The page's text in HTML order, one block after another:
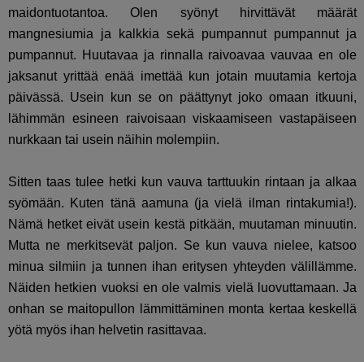
maidontuotantoa. Olen syönyt hirvittävät määrät
mangnesiumia ja kalkkia sekä pumpannut pumpannut ja
pumpannut. Huutavaa ja rinnalla raivoavaa vauvaa en ole
jaksanut yrittää enää imettää kun jotain muutamia kertoja
päivässä. Usein kun se on päättynyt joko omaan itkuuni,
lähimmän esineen raivoisaan viskaamiseen vastapäiseen
nurkkaan tai usein näihin molempiin.
Sitten taas tulee hetki kun vauva tarttuukin rintaan ja alkaa
syömään. Kuten tänä aamuna (ja vielä ilman rintakumia!).
Nämä hetket eivät usein kestä pitkään, muutaman minuutin.
Mutta ne merkitsevät paljon. Se kun vauva nielee, katsoo
minua silmiin ja tunnen ihan eritysen yhteyden välillämme.
Näiden hetkien vuoksi en ole valmis vielä luovuttamaan. Ja
onhan se maitopullon lämmittäminen monta kertaa keskellä
yötä myös ihan helvetin rasittavaa.